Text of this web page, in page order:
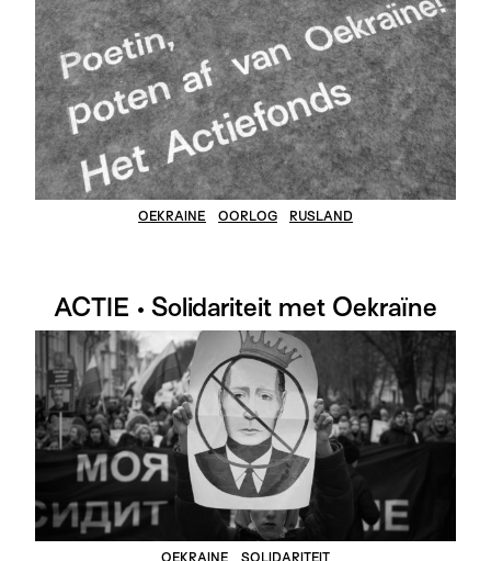
OEKRAINE OORLOG RUSLAND
ACTIE • Solidariteit met Oekraïne
OEKRAINE SOLIDARITEIT